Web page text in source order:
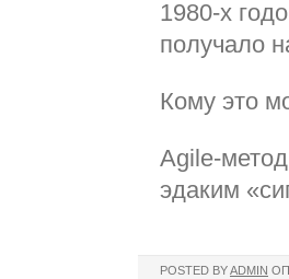
1980-х
получало
Кому это
Agile-
эдаким
POSTED BYADMIN